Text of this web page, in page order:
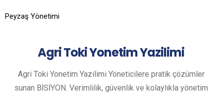
Peyzaş Yönetimi
AgriToki Yonetim Yazilimi
Agri Toki Yonetim Yazilimi Yöneticilere pratik çözümler
sunan BİSİYON. Verimlilik, güvenlik ve kolaylıkla yönetim